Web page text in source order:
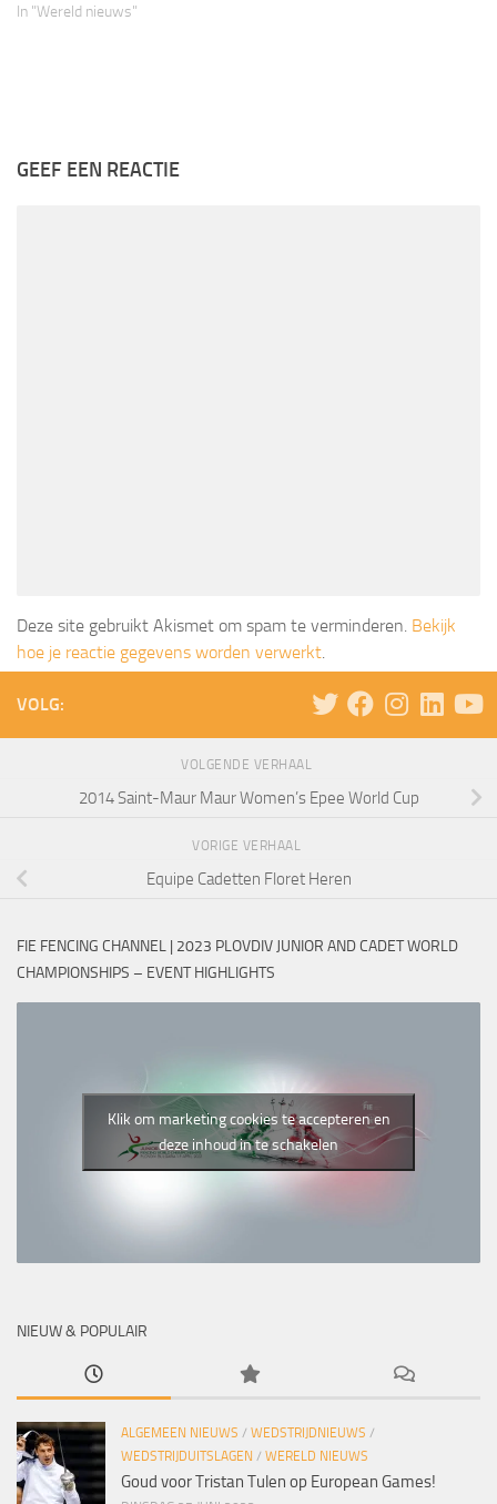
In "Wereld nieuws"
GEEF EEN REACTIE
Deze site gebruikt Akismet om spam te verminderen. Bekijk
hoe je reactie gegevens worden verwerkt.
VOLG:
VOLGENDE VERHAAL
2014 Saint-Maur Maur Women’s Epee World Cup
VORIGE VERHAAL
Equipe Cadetten Floret Heren
FIE FENCING CHANNEL | 2023 PLOVDIV JUNIOR AND CADET WORLD
CHAMPIONSHIPS – EVENT HIGHLIGHTS
Klik om marketing cookies te accepteren en
deze inhoud in te schakelen
NIEUW & POPULAIR
ALGEMEEN NIEUWS / WEDSTRIJDNIEUWS /
WEDSTRIJDUITSLAGEN / WERELD NIEUWS
Goud voor Tristan Tulen op European Games!